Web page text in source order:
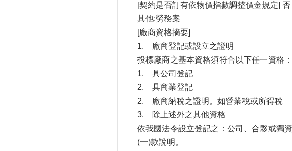
[契約是否訂有依物價指數調整價金規定]
其他:勞務案
[廠商資格摘要]
1.
廠商登記或設立之證明
投標廠商之基本資格須符合以下任一資格：
1.
具公司登記
2.
具商業登記
2.
廠商納稅之證明。如營業稅或所得稅
3.
除上述外之其他資格
依我國法令設立登記之：公司、合夥或獨
(一)款說明。